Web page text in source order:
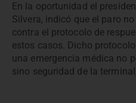
En la oportunidad el
Silvera, indicó que el paro
contra el protocolo de
estos casos. Dicho
una emergencia médica no
sino seguridad de la